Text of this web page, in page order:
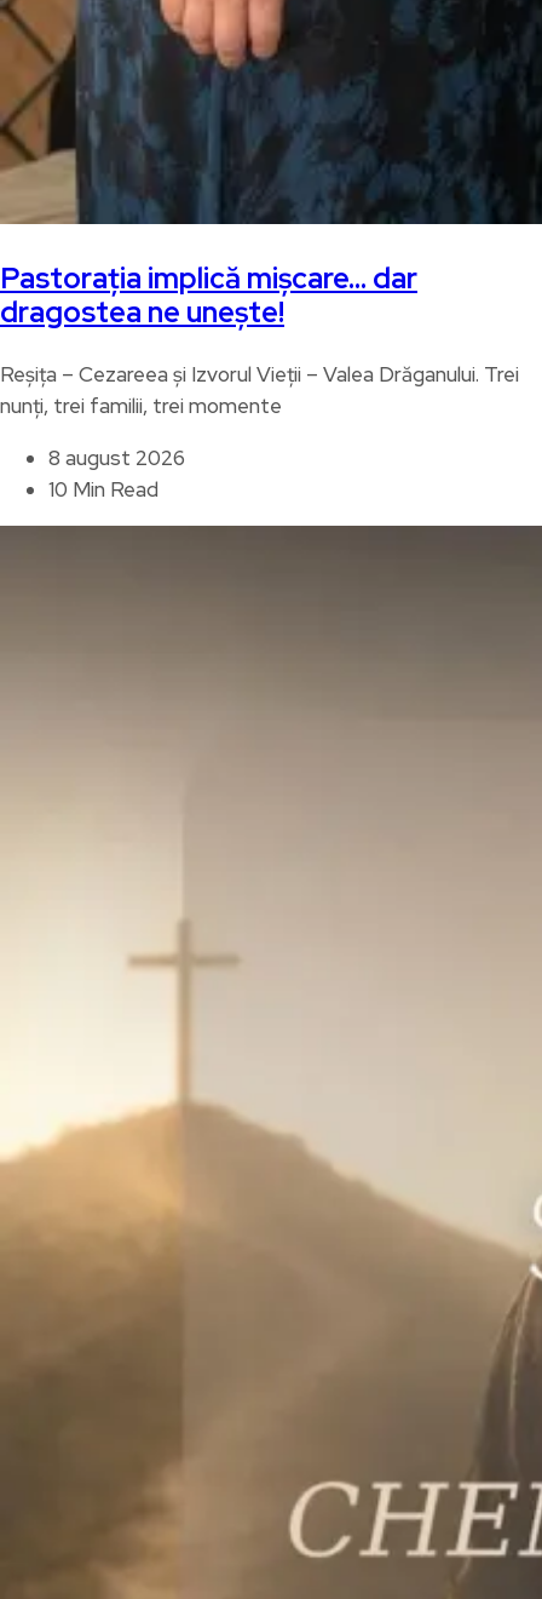
Pastorația implică mișcare… dar
dragostea ne unește!
Reșița – Cezareea și Izvorul Vieții – Valea Drăganului. Trei
nunți, trei familii, trei momente
8 august 2026
10 Min Read